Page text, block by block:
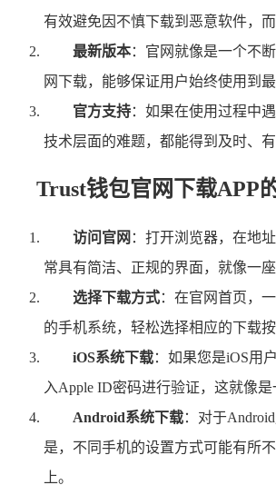
有效避免因不慎下载到恶意软件，
最新版本：官网就像是一个不
网下载，能够保证用户始终使用到
官方支持：如果在使用过程中
技术层面的难题，都能得到及时、
Trust钱包官网下载APP
访问官网 ：打开浏览器，在地
常具有简洁、正规的界面，就像一
选择下载方式：在官网首页，
的手机系统，轻松选择相应的下载按
iOS系统下载：如果您是iOS用
入Apple ID密码进行验证，这就像
Android系统下载：对于
是，不同手机的设置方式可能有所
上。